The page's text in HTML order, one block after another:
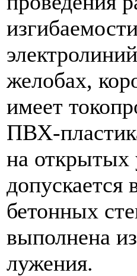
желобах,
имеет
ПВХ-
на открытых
допускается
бетонных
выполнена
лужения.